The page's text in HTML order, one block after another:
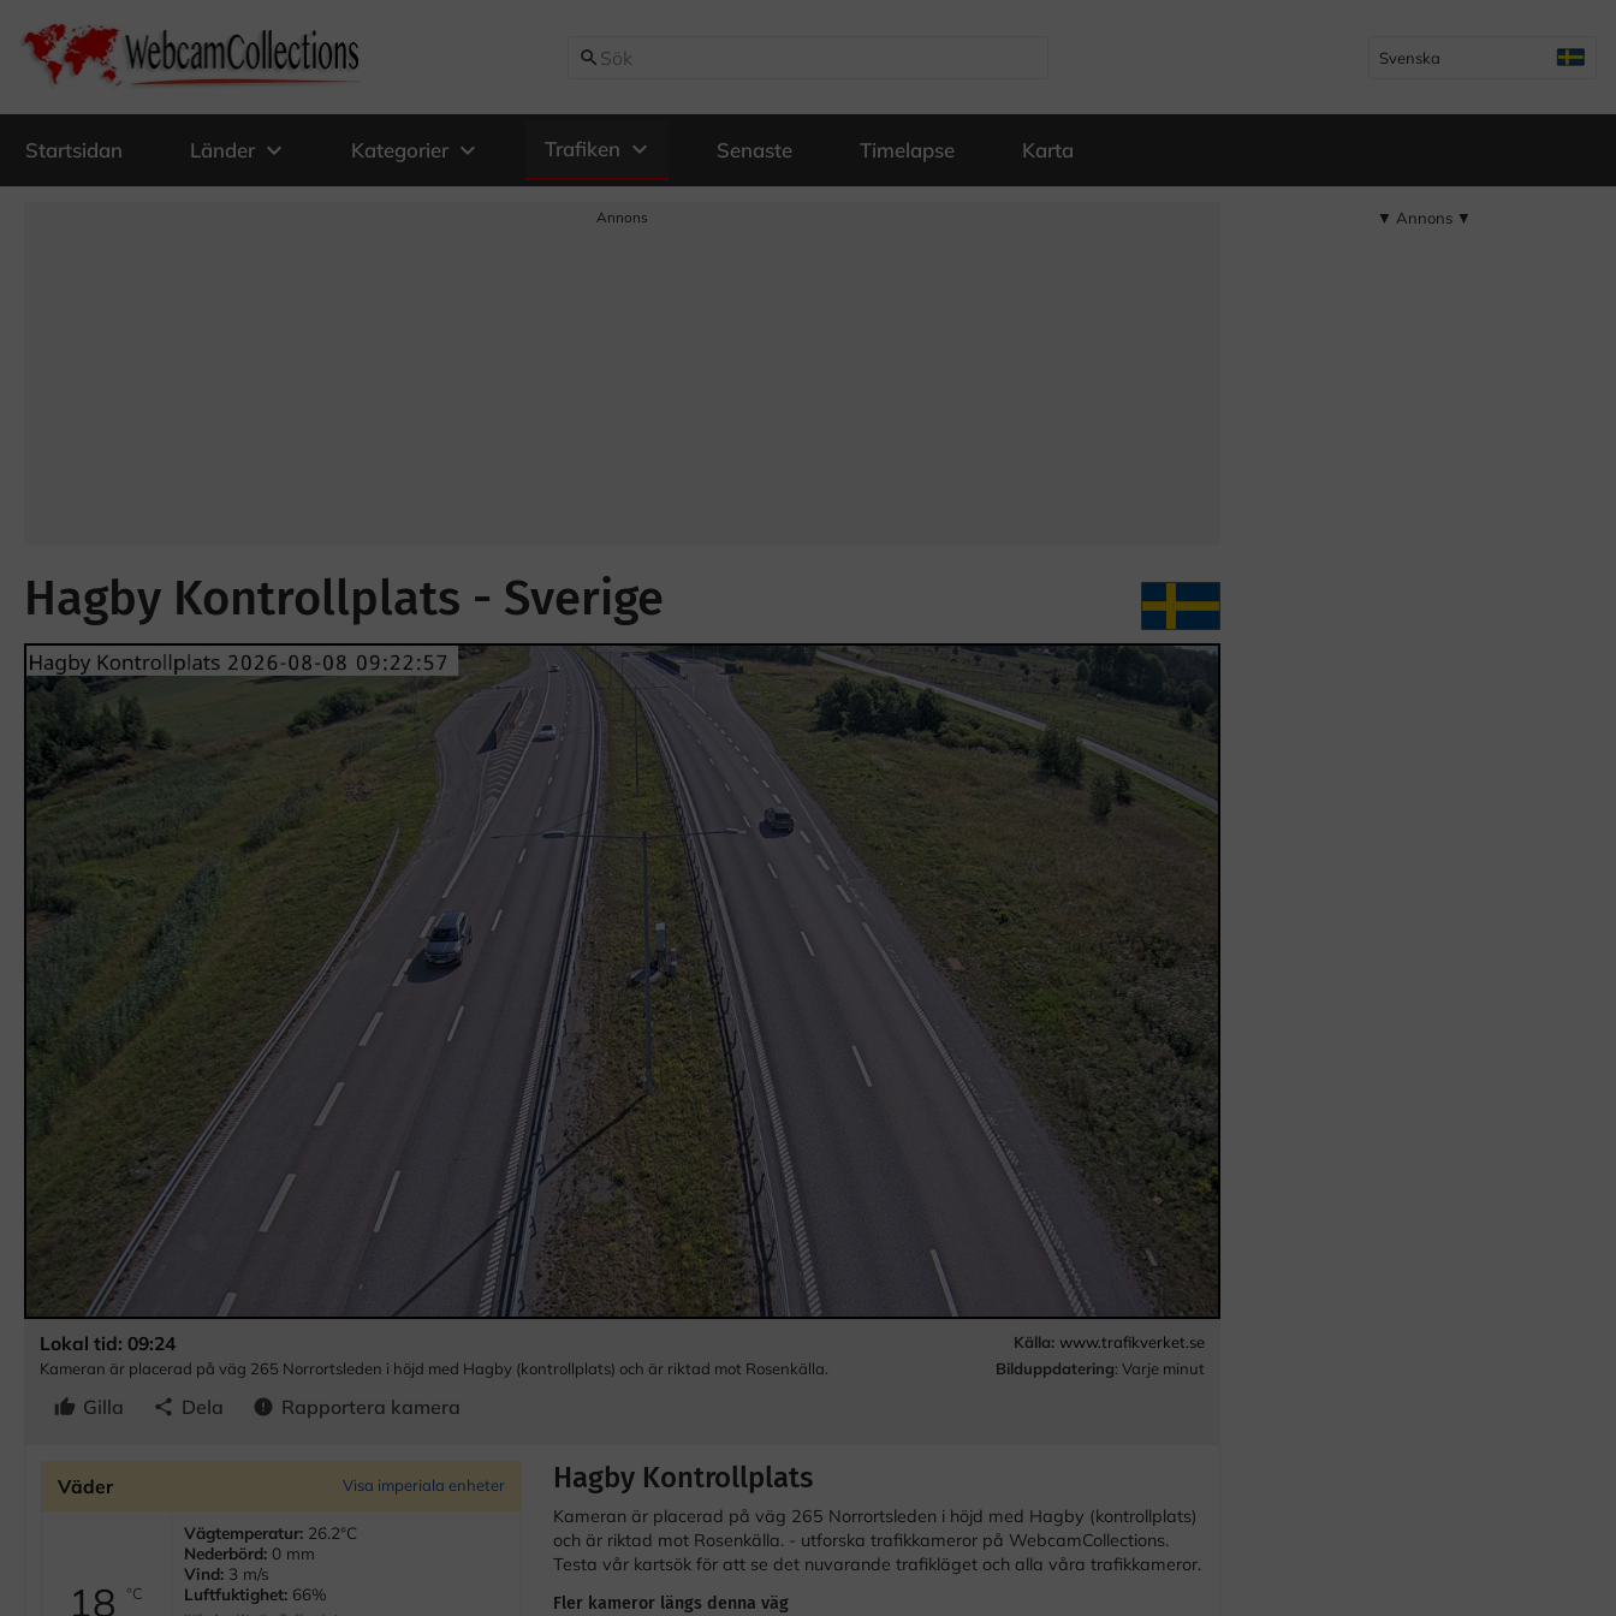
search Svenska
Startsidan Länder expand_more Kategorier expand_more Trafiken expand_more Senaste Timelapse Karta
Annons
Hagby Kontrollplats - Sverige
Lokal tid: 09:24
Kameran är placerad på väg 265 Norrortsleden i höjd med Hagby (kontrollplats) och är riktad mot Rosenkälla.
thumb_up Gilla share Dela error Rapportera kamera
Källa: www.trafikverket.se
Bilduppdatering: Varje minut
Väder Visa imperiala enheter
18°C
Vägtemperatur: 26.2°C
Nederbörd: 0 mm
Vind: 3 m/s
Luftfuktighet: 66%
Hagby Kontrollplats
Kameran är placerad på väg 265 Norrortsleden i höjd med Hagby (kontrollplats)
och är riktad mot Rosenkälla. - utforska trafikkameror på WebcamCollections.
Testa vår kartsök för att se det nuvarande trafikläget och alla våra trafikkameror.
Fler kameror längs denna väg
▼ Annons ▼